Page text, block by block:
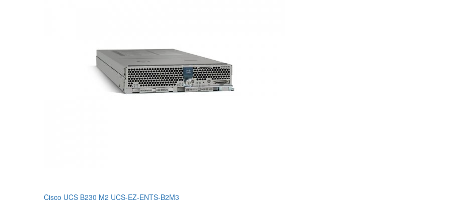
Cisco UCS B230 M2 UCS-EZ-ENTS-B2M3